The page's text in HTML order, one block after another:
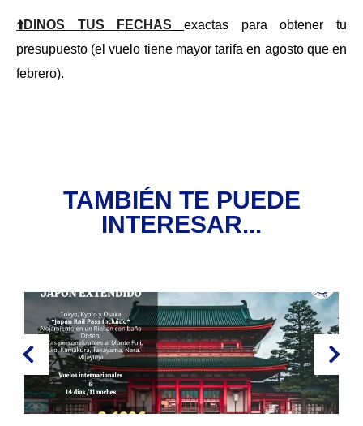
⬆️DINOS TUS FECHAS
exactas para obtener tu
presupuesto (el vuelo tiene mayor tarifa en agosto que en
febrero).
TAMBIÉN TE PUEDE
INTERESAR...